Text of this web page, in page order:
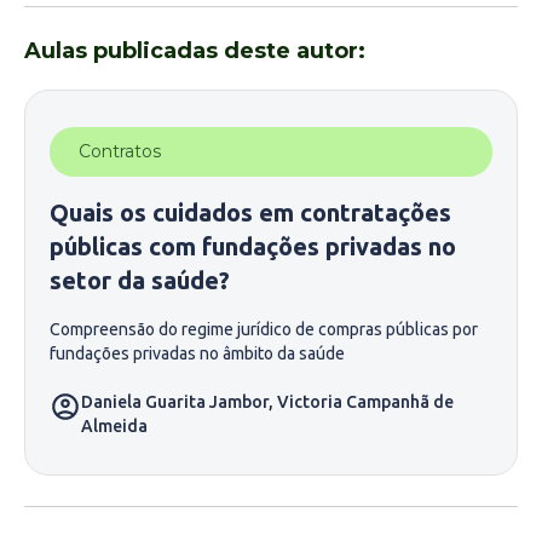
Aulas publicadas deste autor:
Contratos
Quais os cuidados em contratações
públicas com fundações privadas no
setor da saúde?
Compreensão do regime jurídico de compras públicas por
fundações privadas no âmbito da saúde
Daniela Guarita Jambor,Victoria Campanhã de
Almeida